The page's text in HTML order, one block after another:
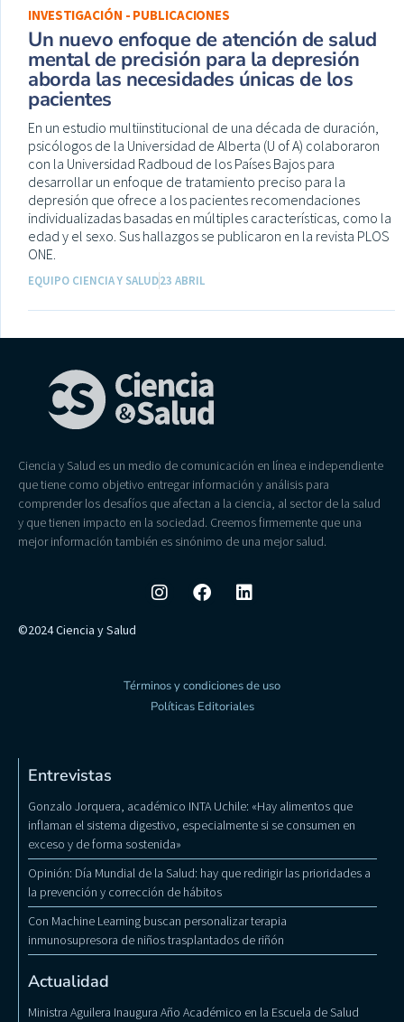
INVESTIGACIÓN - PUBLICACIONES
Un nuevo enfoque de atención de salud
mental de precisión para la depresión
aborda las necesidades únicas de los
pacientes
En un estudio multiinstitucional de una década de duración,
psicólogos de la Universidad de Alberta (U of A) colaboraron
con la Universidad Radboud de los Países Bajos para
desarrollar un enfoque de tratamiento preciso para la
depresión que ofrece a los pacientes recomendaciones
individualizadas basadas en múltiples características, como la
edad y el sexo. Sus hallazgos se publicaron en la revista PLOS
ONE.
EQUIPO CIENCIA Y SALUD23 ABRIL
Ciencia y Salud es un medio de comunicación en línea e independiente
que tiene como objetivo entregar información y análisis para
comprender los desafíos que afectan a la ciencia, al sector de la salud
y que tienen impacto en la sociedad. Creemos firmemente que una
mejor información también es sinónimo de una mejor salud.
©2024 Ciencia y Salud
Términos y condiciones de uso
Políticas Editoriales
Entrevistas
Gonzalo Jorquera, académico INTA Uchile: «Hay alimentos que
inflaman el sistema digestivo, especialmente si se consumen en
exceso y de forma sostenida»
Opinión: Día Mundial de la Salud: hay que redirigir las prioridades a
la prevención y corrección de hábitos
Con Machine Learning buscan personalizar terapia
inmunosupresora de niños trasplantados de riñón
Actualidad
Ministra Aguilera Inaugura Año Académico en la Escuela de Salud